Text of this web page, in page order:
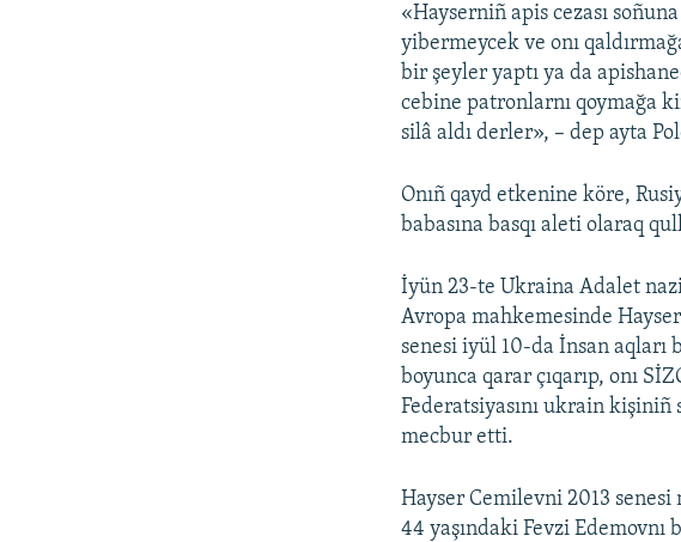
«Hayserniñ apis cezası
yibermeycek ve onı
bir şeyler yaptı ya da
cebine patronlarnı qoymağa
silâ aldı derler», – dep ayta
Onıñ qayd etkenine köre,
babasına basqı aleti olaraq
İyün 23-te Ukraina Adalet
Avropa mahkemesinde
senesi iyül 10-da İnsan aqları
boyunca qarar çıqarıp, onı
Federatsiyasını ukrain
mecbur etti.
Hayser Cemilevni 2013 senesi
44 yaşındaki Fevzi Edemovnı